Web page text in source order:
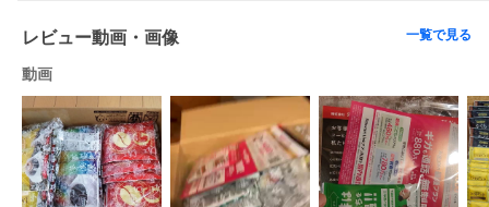
レビュー動画・画像 一覧で見る
動画